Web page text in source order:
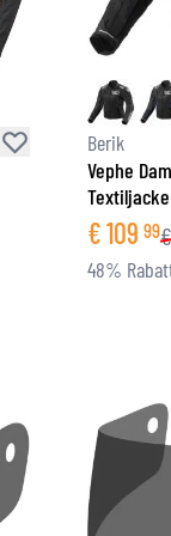
BRILLE
HELM ERSATZTEILE
TASCHEN
SCHUHWAREN
RÖCKE & KLEIDER
SOCKEN
SHIRTS
Berik
Vephe
Textiljacke
€109 99€
48%